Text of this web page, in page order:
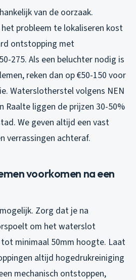
van de oorzaak.
probleem te lokaliseren kost
ontstopping met
275. Als een beluchter nodig is
reken dan op €50-150 voor
Waterslotherstel volgens NEN
Raalte liggen de prijzen 30-50%
We geven altijd een vast
verrassingen achteraf.
voorkomen na een
Zorg dat je na
om het waterslot
minimaal 50mm hoogte. Laat
altijd hogedrukreiniging
mechanisch ontstoppen,